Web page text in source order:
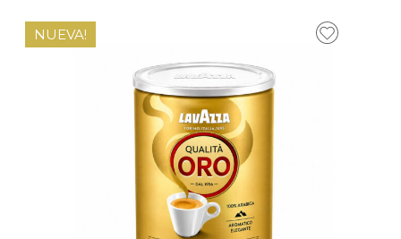
28.999,00
$28.999,00.
NUEVA!